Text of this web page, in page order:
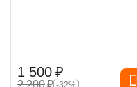
1 500 ₽
2 200₽ -32%